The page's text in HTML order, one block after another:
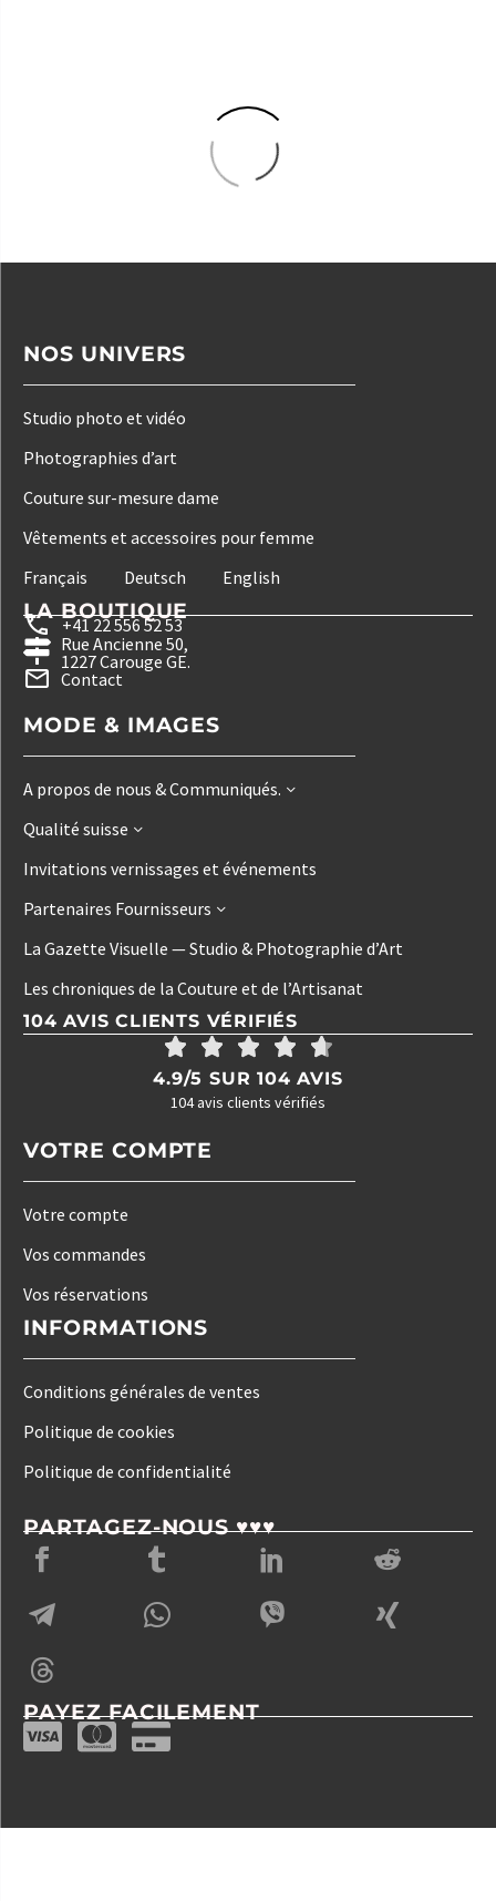
NOS UNIVERS
Studio photo et vidéo
Photographies d’art
Couture sur-mesure dame
Vêtements et accessoires pour femme
Français
Deutsch English
LA BOUTIQUE
+41 22 556 52 53
Rue Ancienne 50,
1227 Carouge GE.
Contact
MODE & IMAGES
A propos de nous & Communiqués.
Qualité suisse
Invitations vernissages et événements
Partenaires Fournisseurs
La Gazette Visuelle — Studio & Photographie d’Art
Les chroniques de la Couture et de l’Artisanat
104 AVIS CLIENTS VÉRIFIÉS
4.9/5 SUR 104 AVIS
104 avis clients vérifiés
VOTRE COMPTE
Votre compte
Vos commandes
Vos réservations
INFORMATIONS
Conditions générales de ventes
Politique de cookies
Politique de confidentialité
PARTAGEZ-NOUS ♥♥♥
PAYEZ FACILEMENT